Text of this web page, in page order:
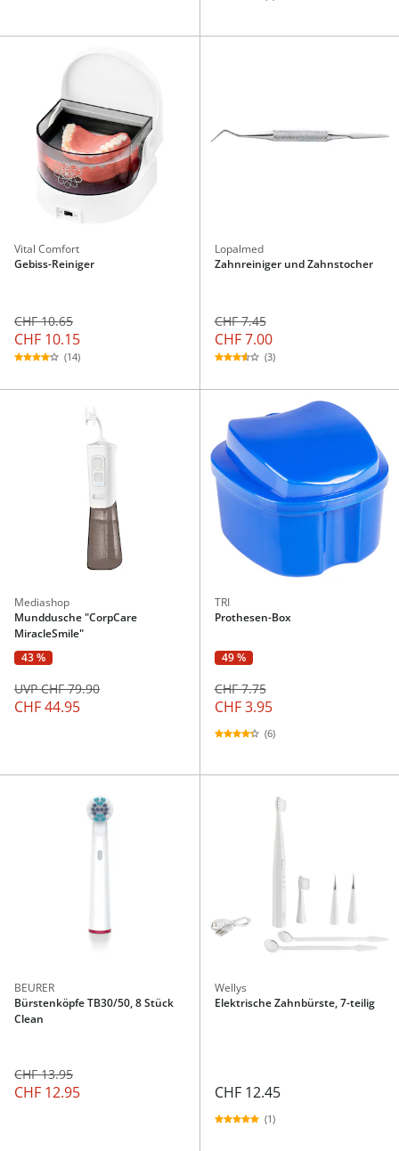
Vital Comfort
Gebiss-Reiniger
CHF 10.65
CHF 10.15
(14)
Lopalmed
Zahnreiniger und Zahnstocher
CHF 7.45
CHF 7.00
(3)
Mediashop
Munddusche "CorpCare
MiracleSmile"
43 %
CHF 44.95
UVP CHF 79.90
TRI
Prothesen-Box
49 %
CHF 7.75
CHF 3.95
(6)
BEURER
Bürstenköpfe TB30/50, 8 Stück
Clean
CHF 13.95
CHF 12.95
Wellys
Elektrische Zahnbürste, 7-teilig
CHF 12.45
(1)